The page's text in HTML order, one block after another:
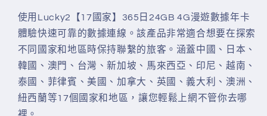
須
實
名
登
記
數
須
實
名
登
記
數
使用Lucky2【17國家】365日24GB 4G漫遊數據年卡
體驗快速可靠的數據連線。該產品非常適合想要在探索
不同國家和地區時保持聯繫的旅客。涵蓋中國、日本、
韓國、澳門、台灣、新加坡、馬來西亞、印尼、越南、
泰國、菲律賓、美國、加拿大、英國、義大利、澳洲、
紐西蘭等17個國家和地區，讓您輕鬆上網不管你去哪
裡。